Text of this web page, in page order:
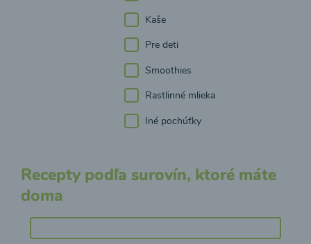
Kaše
Pre deti
Smoothies
Rastlinné mlieka
Iné pochúťky
Recepty podľa surovín, ktoré máte
doma